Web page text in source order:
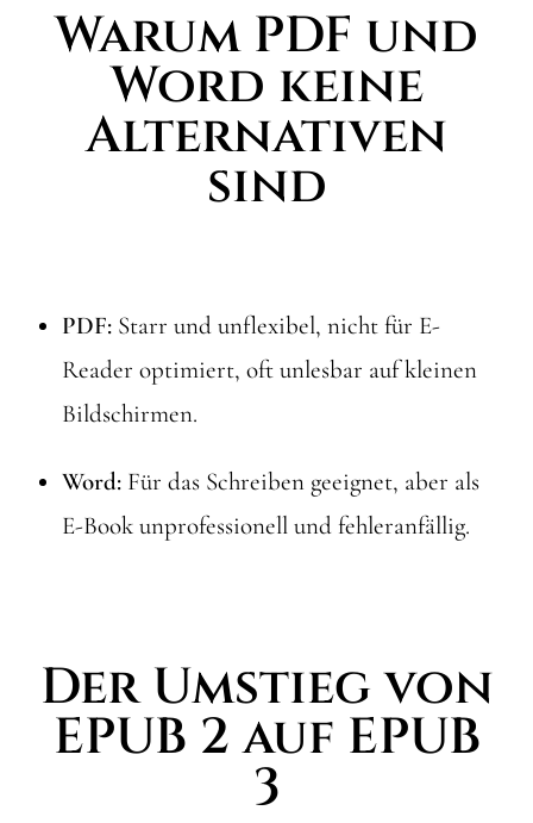
Warum PDF und
Word keine
Alternativen
sind
PDF: Starr und unflexibel, nicht für E-
Reader optimiert, oft unlesbar auf kleinen
Bildschirmen.
Word: Für das Schreiben geeignet, aber als
E-Book unprofessionell und fehleranfällig.
Der Umstieg von
EPUB 2 auf EPUB
3